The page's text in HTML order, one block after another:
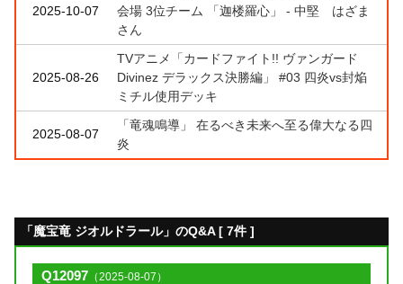
2025-10-07
会場 3位チーム 「迦楼羅心」 - 中堅 はざま
さん
2025-08-26
TVアニメ「カードファイト!! ヴァンガード
Divinez デラックス決勝編」 #03 四炎vs封焔
ミチル使用デッキ
2025-08-07
「竜魂鳴導」 在るべき未来へ至る偉大なる四
炎
「魔宝竜 ジオルドラール」のQ&A [ 7件 ]
Q12097 （2025-08-07）